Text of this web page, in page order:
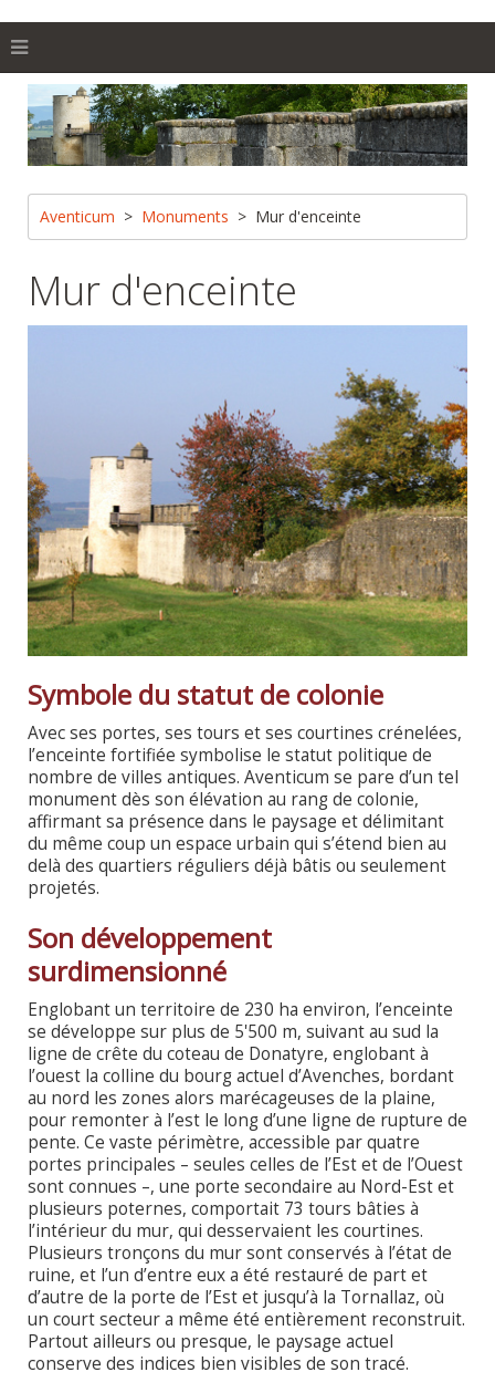
Aventicum Monuments Mur d'enceinte
Mur d'enceinte
Symbole du statut de colonie
Avec ses portes, ses tours et ses courtines crénelées,
l’enceinte fortifiée symbolise le statut politique de
nombre de villes antiques. Aventicum se pare d’un tel
monument dès son élévation au rang de colonie,
affirmant sa présence dans le paysage et délimitant
du même coup un espace urbain qui s’étend bien au
delà des quartiers réguliers déjà bâtis ou seulement
projetés.
Son développement
surdimensionné
Englobant un territoire de 230 ha environ, l’enceinte
se développe sur plus de 5'500 m, suivant au sud la
ligne de crête du coteau de Donatyre, englobant à
l’ouest la colline du bourg actuel d’Avenches, bordant
au nord les zones alors marécageuses de la plaine,
pour remonter à l’est le long d’une ligne de rupture de
pente. Ce vaste périmètre, accessible par quatre
portes principales – seules celles de l’Est et de l’Ouest
sont connues –, une porte secondaire au Nord-Est et
plusieurs poternes, comportait 73 tours bâties à
l’intérieur du mur, qui desservaient les courtines.
Plusieurs tronçons du mur sont conservés à l’état de
ruine, et l’un d’entre eux a été restauré de part et
d’autre de la porte de l’Est et jusqu’à la Tornallaz, où
un court secteur a même été entièrement reconstruit.
Partout ailleurs ou presque, le paysage actuel
conserve des indices bien visibles de son tracé.